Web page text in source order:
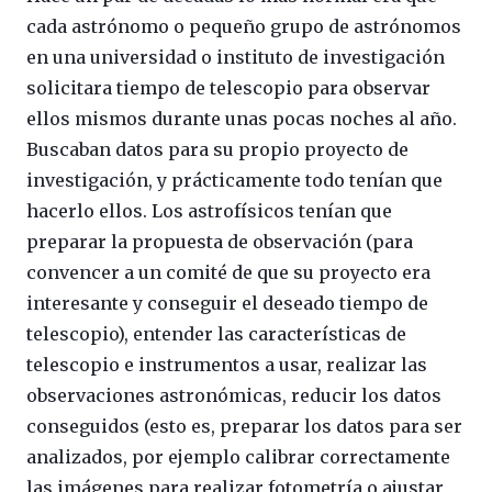
cada astrónomo o pequeño grupo de astrónomos
en una universidad o instituto de investigación
solicitara tiempo de telescopio para observar
ellos mismos durante unas pocas noches al año.
Buscaban datos para su propio proyecto de
investigación, y prácticamente todo tenían que
hacerlo ellos. Los astrofísicos tenían que
preparar la propuesta de observación (para
convencer a un comité de que su proyecto era
interesante y conseguir el deseado tiempo de
telescopio), entender las características de
telescopio e instrumentos a usar, realizar las
observaciones astronómicas, reducir los datos
conseguidos (esto es, preparar los datos para ser
analizados, por ejemplo calibrar correctamente
las imágenes para realizar fotometría o ajustar